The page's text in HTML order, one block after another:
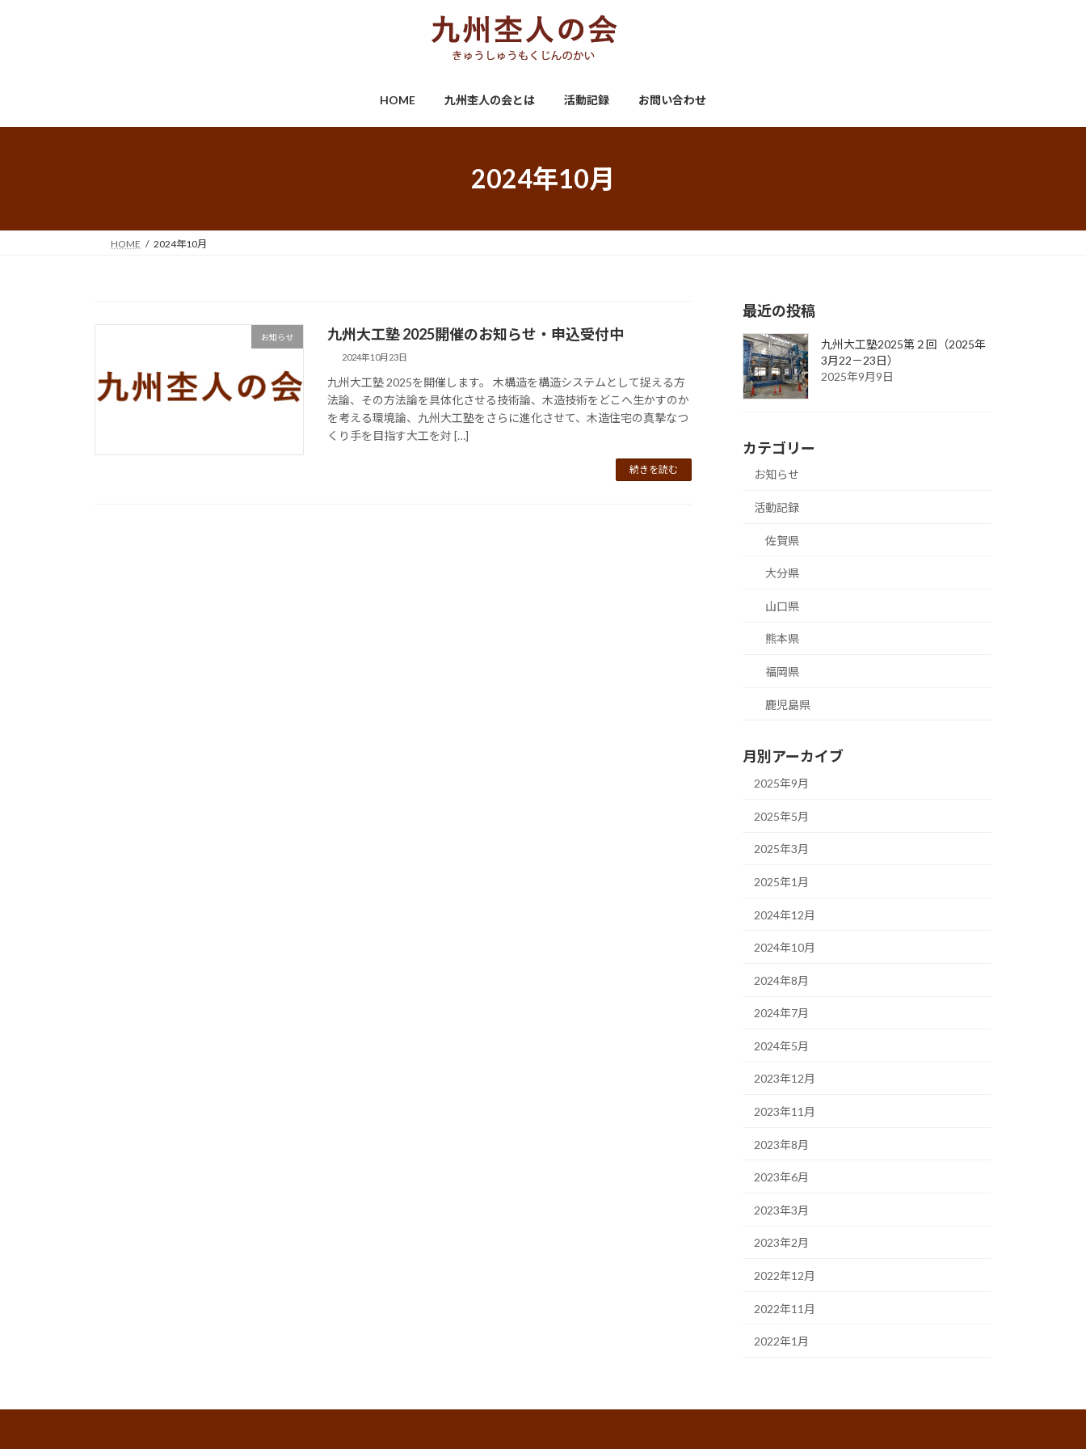
HOME 九州杢人の会とは 活動記録 お問い合わせ
2024年10月
HOME 2024年10月
お知らせ 九州大工塾 2025開催のお知らせ・申込受付中
2024年10月23日
九州⼤⼯塾 2025を開催します。 ⽊構造を構造システムとして捉える⽅
法論、その⽅法論を具体化させる技術論、⽊造技術をどこへ⽣かすのか
を考える環境論、九州⼤⼯塾をさらに進化させて、⽊造住宅の真摯なつ
くり⼿を⽬指す⼤⼯を対 […]
続きを読む
最近の投稿
九州大工塾2025第２回（2025年
3月22－23日）
2025年9月9日
カテゴリー
お知らせ
活動記録
佐賀県
大分県
山口県
熊本県
福岡県
鹿児島県
月別アーカイブ
2025年9月
2025年5月
2025年3月
2025年1月
2024年12月
2024年10月
2024年8月
2024年7月
2024年5月
2023年12月
2023年11月
2023年8月
2023年6月
2023年3月
2023年2月
2022年12月
2022年11月
2022年1月